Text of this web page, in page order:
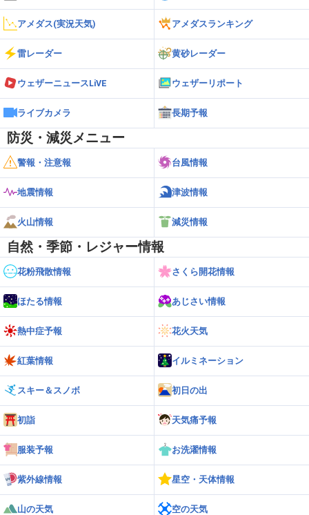
アメダス(実況天気) アメダスランキング
雷レーダー 黄砂レーダー
ウェザーニュースLiVE ウェザーリポート
ライブカメラ 長期予報
防災・減災メニュー
警報・注意報 台風情報
地震情報 津波情報
火山情報 減災情報
自然・季節・レジャー情報
花粉飛散情報 さくら開花情報
ほたる情報 あじさい情報
熱中症予報 花火天気
紅葉情報 イルミネーション
スキー＆スノボ 初日の出
初詣 天気痛予報
服装予報 お洗濯情報
紫外線情報 星空・天体情報
山の天気 空の天気